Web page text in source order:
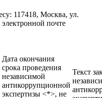
117418, Москва, ул.
почте
Дата окончания
срока проведения
независимой
антикоррупционной
экспертизы <*>, не
Текст